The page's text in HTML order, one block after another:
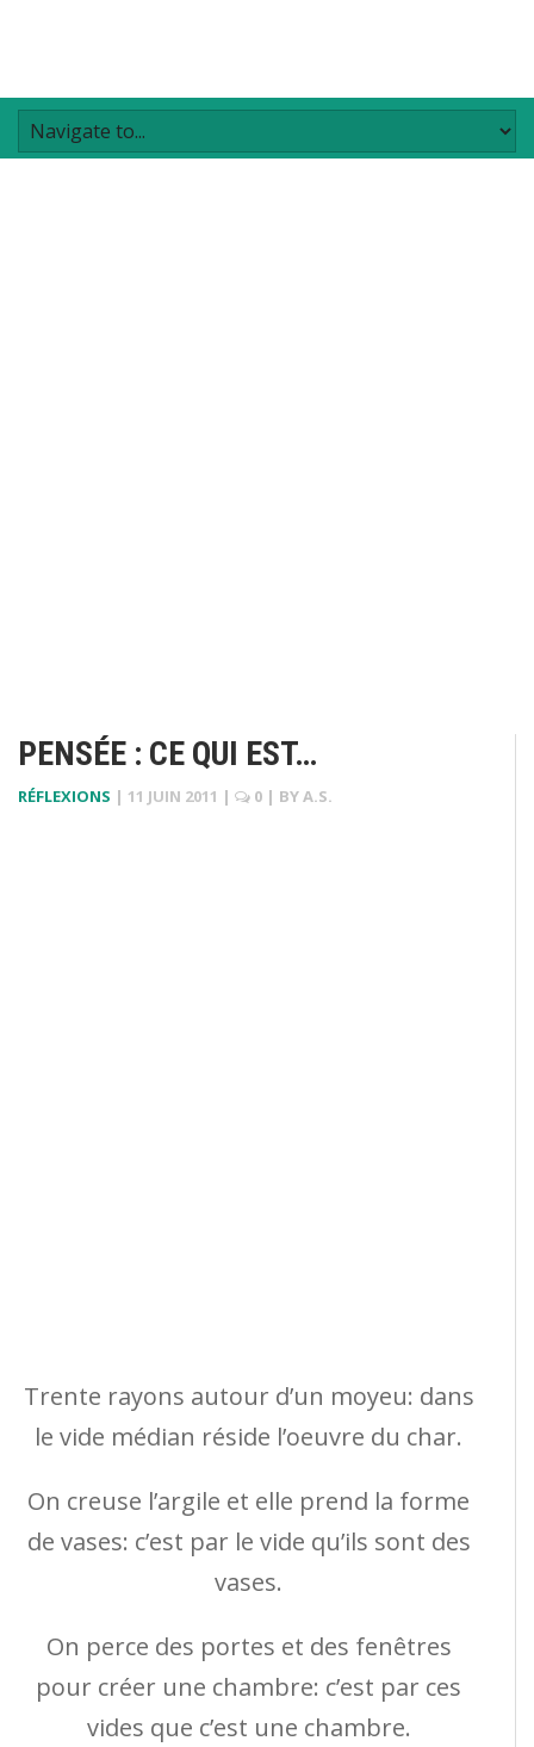
PENSÉE : CE QUI EST…
RÉFLEXIONS | 11 JUIN 2011 | 0 | BYA.S.
Trente rayons autour d’un moyeu: dans
le vide médian réside l’oeuvre du char.
On creuse l’argile et elle prend la forme
de vases: c’est par le vide qu’ils sont des
vases.
On perce des portes et des fenêtres
pour créer une chambre: c’est par ces
vides que c’est une chambre.